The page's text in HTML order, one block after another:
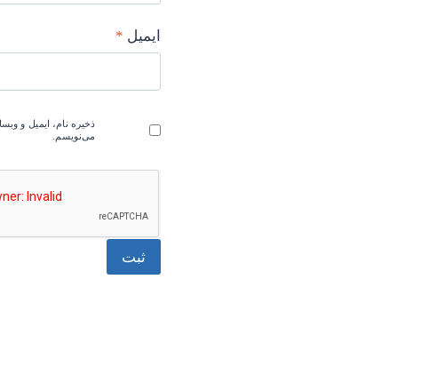
ایمیل *
ذخیره نام، ایمیل و
می‌نویسم.